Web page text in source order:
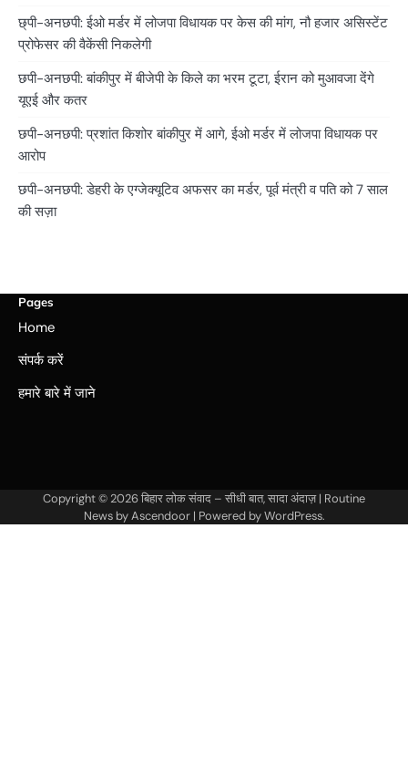
छ्पी-अनछपी: ईओ मर्डर में लोजपा विधायक पर केस की मांग, नौ हजार असिस्टेंट
प्रोफेसर की वैकेंसी निकलेगी
छपी-अनछपी: बांकीपुर में बीजेपी के किले का भरम टूटा, ईरान को मुआवजा देंगे
यूएई और कतर
छपी-अनछपी: प्रशांत किशोर बांकीपुर में आगे, ईओ मर्डर में लोजपा विधायक पर
आरोप
छपी-अनछपी: डेहरी के एग्जेक्यूटिव अफसर का मर्डर, पूर्व मंत्री व पति को 7 साल
की सज़ा
Pages
Home
संपर्क करें
हमारे बारे में जाने
Copyright © 2026बिहार लोक संवाद – सीधी बात, सादा अंदाज़| Routine
News byAscendoor| Powered byWordPress.